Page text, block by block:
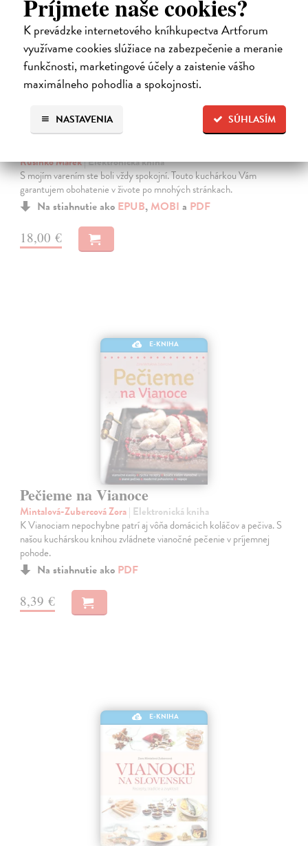
Príjmete naše cookies?
K prevádzke internetového kníhkupectva Artforum
využívame cookies slúžiace na zabezpečenie a meranie
funkčnosti, marketingové účely a zaistenie vášho
maximálneho pohodlia a spokojnosti.
SÚHLASÍM
NASTAVENIA
Rusinko Marek| Elektronická kniha
S mojím varením ste boli vždy spokojní. Touto kuchárkou Vám
garantujem obohatenie v živote po mnohých stránkach.
Na stiahnutie ako EPUB, MOBI a PDF
18,00 €
E-KNIHA
Pečieme na Vianoce
Mintalová-Zubercová Zora| Elektronická kniha
K Vianociam nepochybne patrí aj vôňa domácich koláčov a pečiva. S
našou kuchárskou knihou zvládnete vianočné pečenie v príjemnej
pohode.
Na stiahnutie ako PDF
8,39 €
E-KNIHA